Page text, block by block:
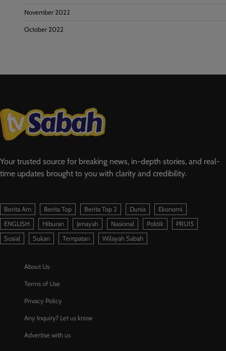
November 2022
October 2022
Your trusted source for breaking news, in-depth stories, and real-
time updates brought to you with clarity and credibility.
Berita Am Berita Top Berita Top 2 Dunia
Ekonomi
ENGLISH
Hiburan Jenayah Nasional Politik
PRU15
Sosial
Sukan Tempatan Wilayah Sabah
About Us
Terms of Use
Privacy Policy
Any Inquiry? Let us know
Advertise with us